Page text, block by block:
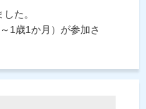
た。
1歳1か月）が参加さ